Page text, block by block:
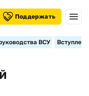
Поддержать
ВСУ